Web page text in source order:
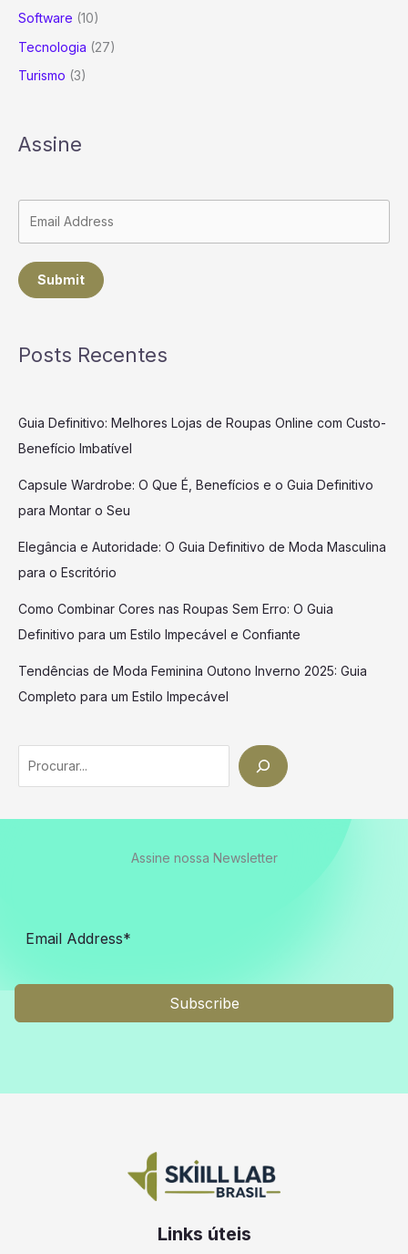
Software (10)
Tecnologia (27)
Turismo (3)
Assine
Submit
Posts Recentes
Guia Definitivo: Melhores Lojas de Roupas Online com Custo-
Benefício Imbatível
Capsule Wardrobe: O Que É, Benefícios e o Guia Definitivo
para Montar o Seu
Elegância e Autoridade: O Guia Definitivo de Moda Masculina
para o Escritório
Como Combinar Cores nas Roupas Sem Erro: O Guia
Definitivo para um Estilo Impecável e Confiante
Tendências de Moda Feminina Outono Inverno 2025: Guia
Completo para um Estilo Impecável
Assine nossa Newsletter
Subscribe
Links úteis